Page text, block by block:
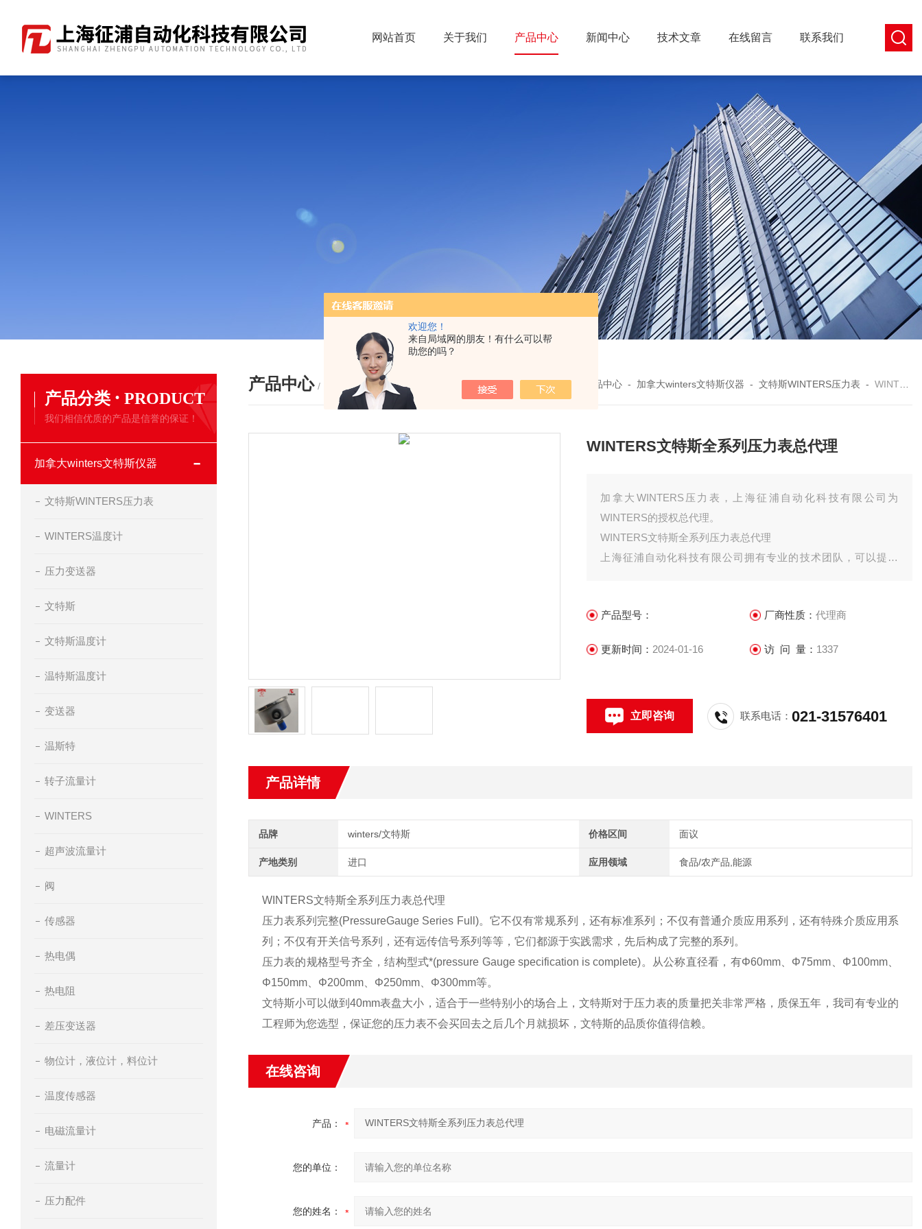
欢迎您！
来自局域网的朋友！有什么可以帮
助您的吗？
网站首页 关于我们 产品中心 新闻中心 技术文章 在线留言 联系我们
产品中心 / PRODUCTS 您的位置：首页 - 产品中心 - 加拿大winters文特斯仪器 -文特斯WINTERS压力表 -WINTERS文特斯全系列压力表总代理
WINTERS文特斯全系列压力表总代理
加拿大WINTERS压力表，上海征浦自动化科技有限公司为
WINTERS的授权总代理。
WINTERS文特斯全系列压力表总代理
上海征浦自动化科技有限公司拥有专业的技术团队，可以提供
专业技术服务，欢迎咨询，欢迎同行交流。
产品型号： 厂商性质： 代理商
更新时间： 2024-01-16 访 问 量： 1337
立即咨询 联系电话：021-31576401
产品详情
品牌 winters/文特斯 价格区间 面议
产地类别 进口 应用领域 食品/农产品,能源
WINTERS文特斯全系列压力表总代理
压力表系列完整(PressureGauge Series Full)。它不仅有常规系列，还有标准系列；不仅有普通介质应用系列，还有特殊介质应用系
列；不仅有开关信号系列，还有远传信号系列等等，它们都源于实践需求，先后构成了完整的系列。
压力表的规格型号齐全，结构型式*(pressure Gauge specification is complete)。从公称直径看，有Φ60mm、Φ75mm、Φ100mm、
Φ150mm、Φ200mm、Φ250mm、Φ300mm等。
文特斯小可以做到40mm表盘大小，适合于一些特别小的场合上，文特斯对于压力表的质量把关非常严格，质保五年，我司有专业的
工程师为您选型，保证您的压力表不会买回去之后几个月就损坏，文特斯的品质你值得信赖。
在线咨询
产品：
您的单位：
您的姓名：
产品分类 · PRODUCT
我们相信优质的产品是信誉的保证！
加拿大winters文特斯仪器
文特斯WINTERS压力表
WINTERS温度计
压力变送器
文特斯
文特斯温度计
温特斯温度计
变送器
温斯特
转子流量计
WINTERS
超声波流量计
阀
传感器
热电偶
热电阻
差压变送器
物位计，液位计，料位计
温度传感器
电磁流量计
流量计
压力配件